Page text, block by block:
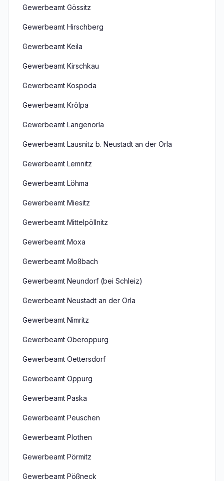
Gewerbeamt Gössitz
Gewerbeamt Hirschberg
Gewerbeamt Keila
Gewerbeamt Kirschkau
Gewerbeamt Kospoda
Gewerbeamt Krölpa
Gewerbeamt Langenorla
Gewerbeamt Lausnitz b. Neustadt an der Orla
Gewerbeamt Lemnitz
Gewerbeamt Löhma
Gewerbeamt Miesitz
Gewerbeamt Mittelpöllnitz
Gewerbeamt Moxa
Gewerbeamt Moßbach
Gewerbeamt Neundorf (bei Schleiz)
Gewerbeamt Neustadt an der Orla
Gewerbeamt Nimritz
Gewerbeamt Oberoppurg
Gewerbeamt Oettersdorf
Gewerbeamt Oppurg
Gewerbeamt Paska
Gewerbeamt Peuschen
Gewerbeamt Plothen
Gewerbeamt Pörmitz
Gewerbeamt Pößneck